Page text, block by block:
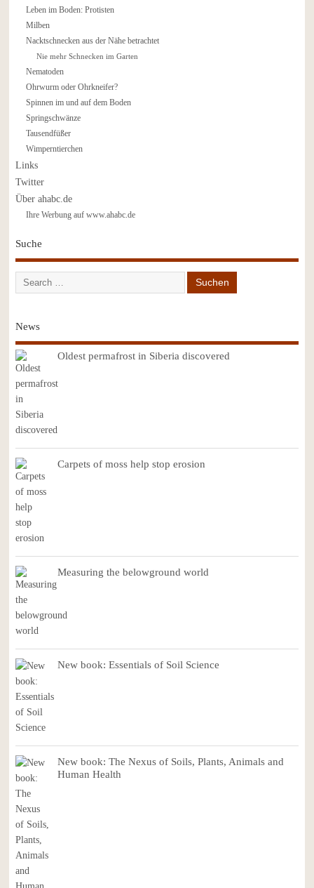
Leben im Boden: Protisten
Milben
Nacktschnecken aus der Nähe betrachtet
Nie mehr Schnecken im Garten
Nematoden
Ohrwurm oder Ohrkneifer?
Spinnen im und auf dem Boden
Springschwänze
Tausendfüßer
Wimperntierchen
Links
Twitter
Über ahabc.de
Ihre Werbung auf www.ahabc.de
Suche
News
Oldest permafrost in Siberia discovered
Carpets of moss help stop erosion
Measuring the belowground world
New book: Essentials of Soil Science
New book: The Nexus of Soils, Plants, Animals and
Human Health